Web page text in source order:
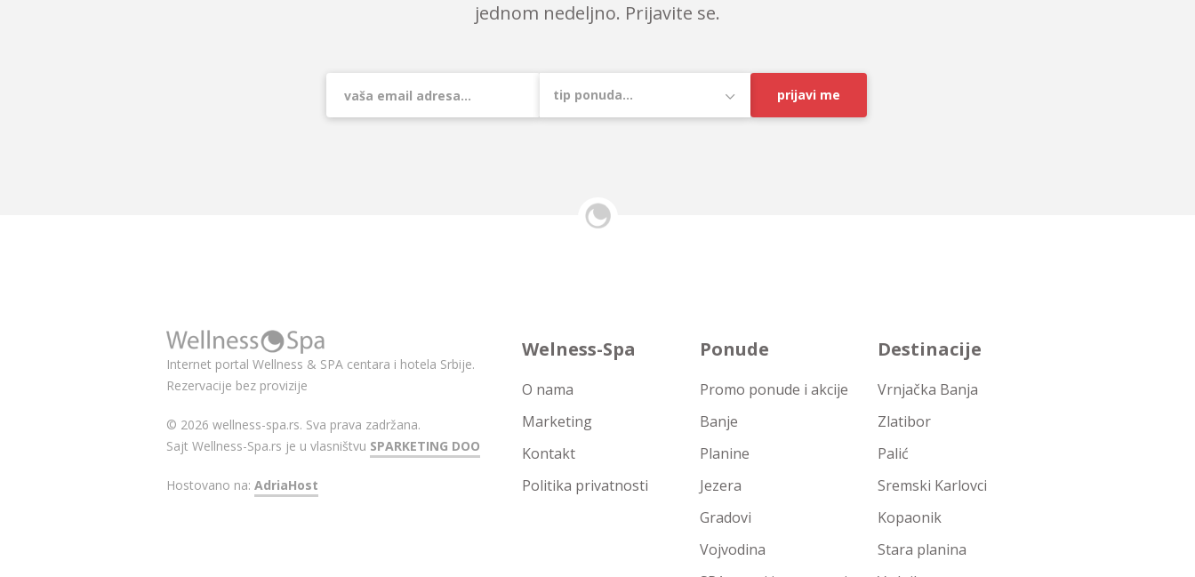
jednom nedeljno. Prijavite se.
prijavi me
Internet portal Wellness & SPA centara i hotela Srbije.
Rezervacije bez provizije
© 2026 wellness-spa.rs. Sva prava zadržana.
Sajt Wellness-Spa.rs je u vlasništvu SPARKETING DOO
Hostovano na: AdriaHost
Welness-Spa
O nama
Marketing
Kontakt
Politika privatnosti
Ponude
Promo ponude i akcije
Banje
Planine
Jezera
Gradovi
Vojvodina
Destinacije
Vrnjačka Banja
Zlatibor
Palić
Sremski Karlovci
Kopaonik
Stara planina